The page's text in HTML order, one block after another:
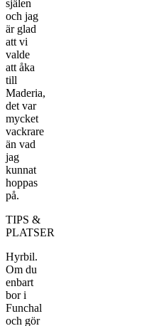
själen
och jag
är glad
att vi
valde
att åka
till
Maderia,
det var
mycket
vackrare
än vad
jag
kunnat
hoppas
på.
TIPS &
PLATSER
Hyrbil.
Om du
enbart
bor i
Funchal
och gör